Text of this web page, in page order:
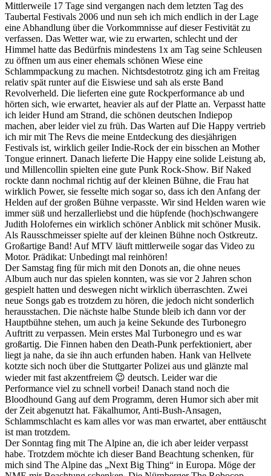
Mittlerweile 17 Tage sind vergangen nach dem letzten Tag des
Taubertal Festivals 2006 und nun seh ich mich endlich in der Lage
eine Abhandlung über die Vorkommnisse auf dieser Festivität zu
verfassen. Das Wetter war, wie zu erwarten, schlecht und der
Himmel hatte das Bedürfnis mindestens 1x am Tag seine Schleusen
zu öffnen um aus einer ehemals schönen Wiese eine
Schlammpackung zu machen. Nichtsdestotrotz ging ich am Freitag
relativ spät runter auf die Eiswiese und sah als erste Band
Revolverheld. Die lieferten eine gute Rockperformance ab und
hörten sich, wie erwartet, heavier als auf der Platte an. Verpasst hatte
ich leider Hund am Strand, die schönen deutschen Indiepop
machen, aber leider viel zu früh. Das Warten auf Die Happy vertrieb
ich mir mit The Revs die meine Entdeckung des diesjährigen
Festivals ist, wirklich geiler Indie-Rock der ein bisschen an Mother
Tongue erinnert. Danach lieferte Die Happy eine solide Leistung ab,
und Millencollin spielten eine gute Punk Rock-Show. Bif Naked
rockte dann nochmal richtig auf der kleinen Bühne, die Frau hat
wirklich Power, sie fesselte mich sogar so, dass ich den Anfang der
Helden auf der großen Bühne verpasste. Wir sind Helden waren wie
immer süß und herzallerliebst und die hüpfende (hoch)schwangere
Judith Holofernes ein wirklich schöner Anblick mit schöner Musik.
Als Rausschmeisser spielte auf der kleinen Bühne noch Ostkreutz.
Großartige Band! Auf MTV läuft mittlerweile sogar das Video zu
Motor. Prädikat: Unbedingt mal reinhören!
Der Samstag fing für mich mit den Donots an, die ohne neues
Album auch nur das spielen konnten, was sie vor 2 Jahren schon
gespielt hatten und deswegen nicht wirklich überraschten. Zwei
neue Songs gab es trotzdem zu hören, die jedoch nicht sonderlich
herausstachen. Die nächste halbe Stunde bleib ich dann vor der
Hauptbühne stehen, um auch ja keine Sekunde des Turbonegro
Auftritt zu verpassen. Mein erstes Mal Turbonegro und es war
großartig. Die Finnen haben den Death-Punk perfektioniert, aber
liegt ja nahe, da sie ihn auch erfunden haben. Hank van Hellvete
kotzte sich noch über die Stuttgarter Polizei aus und glänzte mal
wieder mit fast akzentfreiem 😉 deutsch. Leider war die
Performance viel zu schnell vorbei! Danach stand noch die
Bloodhound Gang auf dem Programm, deren Humor sich aber mit
der Zeit abgenutzt hat. Fäkalhumor, Anti-Bush-Ansagen,
Schlammschlacht es kam alles vor was man erwartet, aber enttäuscht
ist man trotzdem.
Der Sonntag fing mit The Alpine an, die ich aber leider verpasst
habe. Trotzdem möchte ich dieser Band Beachtung schenken, für
mich sind The Alpine das „Next Big Thing“ in Europa. Möge der